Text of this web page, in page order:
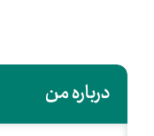
درباره من